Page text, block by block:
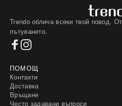
Trendo облича всеки твой повод.
пътуването.
ПОМОЩ
Контакти
Доставка
Връщане
Често задавани въпроси